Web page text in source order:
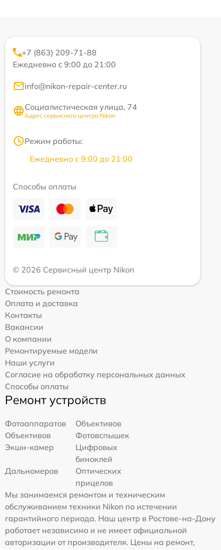
+7 (863) 209-71-88
Ежедневно с 9:00 до 21:00
info@nikon-repair-center.ru
Социалистическая улица, 74
Адрес сервисного центра Nikon
Режим работы:
Ежедневно с 9:00 до 21:00
Способы оплаты
© 2026 Сервисный центр Nikon
Стоимость ремонта
Оплата и доставка
Контакты
Вакансии
О компании
Ремонтируемые модели
Наши услуги
Согласие на обработку персональных данных
Способы оплаты
Ремонт устройств
Фотоаппаратов
Объективов
Объективов
Фотовспышек
Экшн-камер
Цифровых
биноклей
Дальномеров
Оптических
прицелов
Мы занимаемся ремонтом и техническим
обслуживанием техники Nikon по истечении
гарантийного периода. Наш центр в Ростове-на-Дону
работает независимо и не имеет официальной
авторизации от производителя. Цены на ремонт,